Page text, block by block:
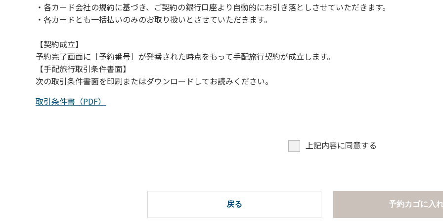
（４）キャンプ場の管理者や地元住民から川についての注意や警告があった場合は素直に耳を傾け、指示に従
・各カード会社の規約に基づき、ご契約の銀行口座より自動的にお引き落としさせていただきます。
・各カードとも一括払いのみのお取り扱いとさせていただきます。
【契約成立】
予約完了画面に［予約番号］が発番された時点をもって手配旅行契約が成立します。
【手配旅行取引条件書面】
次の取引条件書面を印刷またはダウンロードしてお読みください。
取引条件書（PDF）
上記内容に同意する
戻る 予約カゴに入